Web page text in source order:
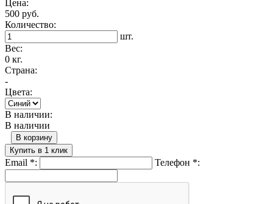
Цена:
500 руб.
Количество:
шт.
Вес:
0 кг.
Страна:
-
Цвета:
В наличии:
В наличии
В корзину
Купить в 1 клик
Email *: Телефон *: